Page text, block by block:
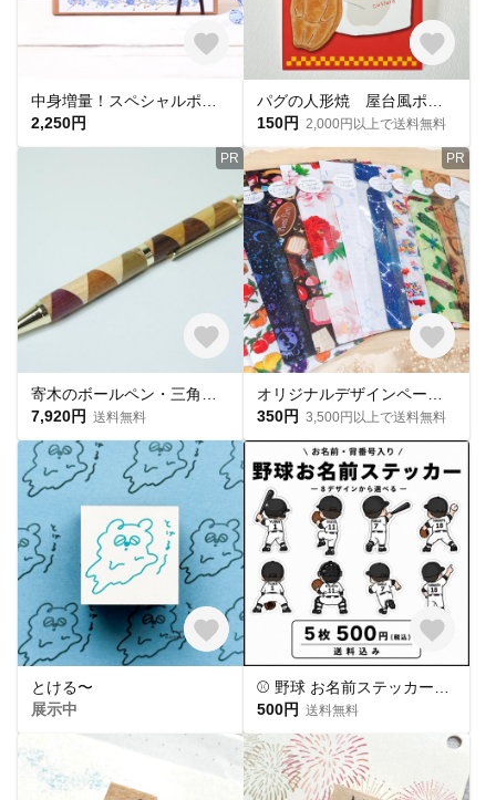
2,250円
150円
2,000円以上で送料無料
PR
7,920円 送料無料
PR
350円 3,500円以上で送料無料
とける〜
展示中
500円 送料無料